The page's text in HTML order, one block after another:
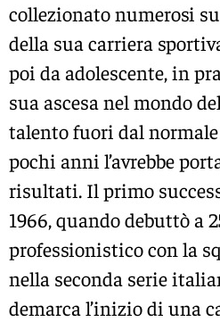
collezionato numerosi
della sua carriera
poi da adolescente, in
sua ascesa nel mondo
talento fuori dal
pochi anni l’avrebbe
risultati. Il primo
1966, quando debuttò a
professionistico con la
nella seconda serie
demarca l’inizio di una